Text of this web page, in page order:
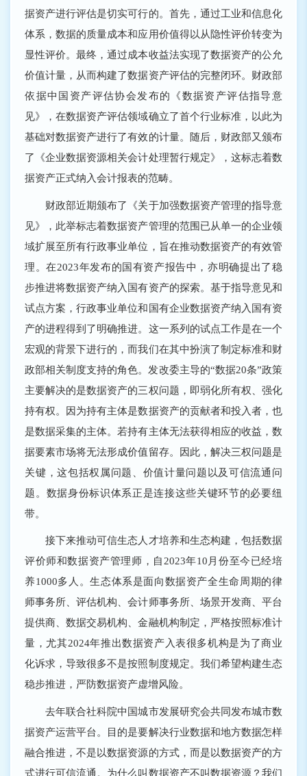
据资产进行评估是切实可行的。首先，通过工业和信息化
体系，数据的质量成本和应用价值得以从隐性评价转变为
显性评价。最终，通过成本收益法实现了数据资产的公允
价值计量，从而构建了数据资产评估的完整闭环。财政部
依据中国资产评估协会发布的《数据资产评估指导意
见》，在数据资产评估领域确立了首个行业标准，以此为
基础对数据资产进行了有效的计量。随后，财政部又颁布
了《企业数据资源相关会计处理暂行规定》，这标志着数
据资产正式纳入会计报表的范畴。
财政部近期颁布了《关于加强数据资产管理的指导意
见》，此举标志着数据资产管理的范围已从单一的企业领
域扩展至所有行政事业单位，旨在推动数据资产的有效管
理。在2023年发布的国有资产报告中，亦明确提出了稳
步推进将数据资产纳入国有资产的探索。基于指导意见和
试点方案，行政事业单位和国有企业数据资产纳入国有资
产的进程得到了明确推进。这一系列的试点工作是在一个
宏观的背景下进行的，而我们在其中扮演了制定标准和财
政部相关制度支持的角色。发改委主导的“数据20条”政策
主要解决的是数据资产的三权问题，即弱化所有权、强化
持有权。因为持有主体是数据资产的贡献者和投入者，也
是数据采集的主体。若持有主体无法获得相应的收益，数
据要素市场将无法形成价值留存。因此，解决三权问题是
关键，这包括权属问题、价值计量问题以及可信流通问
题。数据身份标识体系正是连接这些关键环节的必要纽
带。
接下来推动可信生态人才培养和生态构建，包括数据
评价师和数据资产管理师，自2023年10月份至今已经培
养1000多人。生态体系是面向数据资产全生命周期的律
师事务所、评估机构、会计师事务所、场景开发商、平台
提供商、数据交易机构、金融机构制定，严格按照标准计
量，尤其2024年推出数据资产入表很多机构是为了商业
化诉求，导致很多不是按照制度规定。我们希望构建生态
稳步推进，严防数据资产虚增风险。
去年联合社科院中国城市发展研究会共同发布城市数
据资产运营平台。目的是要解决行业数据和地方数据怎样
融合推进，不是以数据资源的方式，而是以数据资产的方
式进行可信流通。为什么叫数据资产不叫数据资源？我们